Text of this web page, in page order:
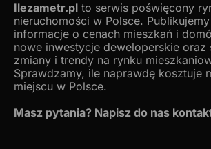
Ilezametr.pl to serwis poświęcony
nieruchomości w Polsce.
informacje o cenach mieszkań i
nowe inwestycje deweloperskie oraz
zmiany i trendy na rynku
Sprawdzamy, ile naprawdę kosztuje
miejscu w Polsce.
Masz pytania? Napisz do nas